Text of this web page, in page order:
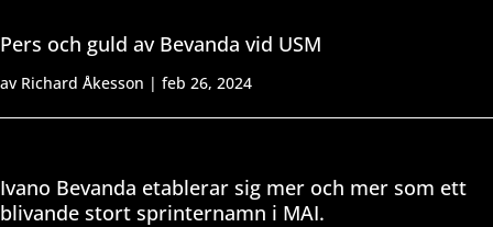
Pers och guld av Bevanda vid USM
av Richard Åkesson | feb 26, 2024
Ivano Bevanda etablerar sig mer och mer som ett
blivande stort sprinternamn i MAI.